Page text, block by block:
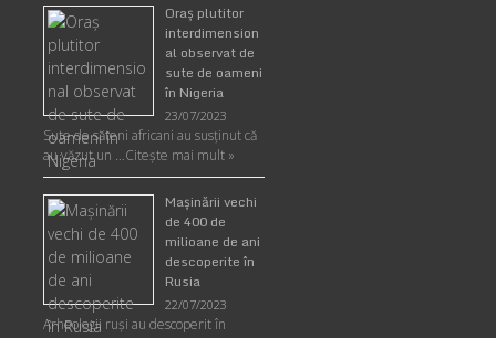
Oraş plutitor
interdimension
al observat de
sute de oameni
în Nigeria
23/07/2023
Sute de săteni africani au susținut că
au văzut un …Citește mai mult »
Maşinării vechi
de 400 de
milioane de ani
descoperite în
Rusia
22/07/2023
Arheologii ruşi au descoperit în